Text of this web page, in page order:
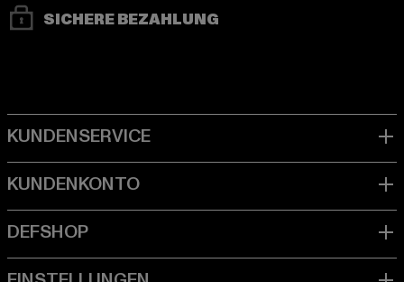
SICHERE BEZAHLUNG